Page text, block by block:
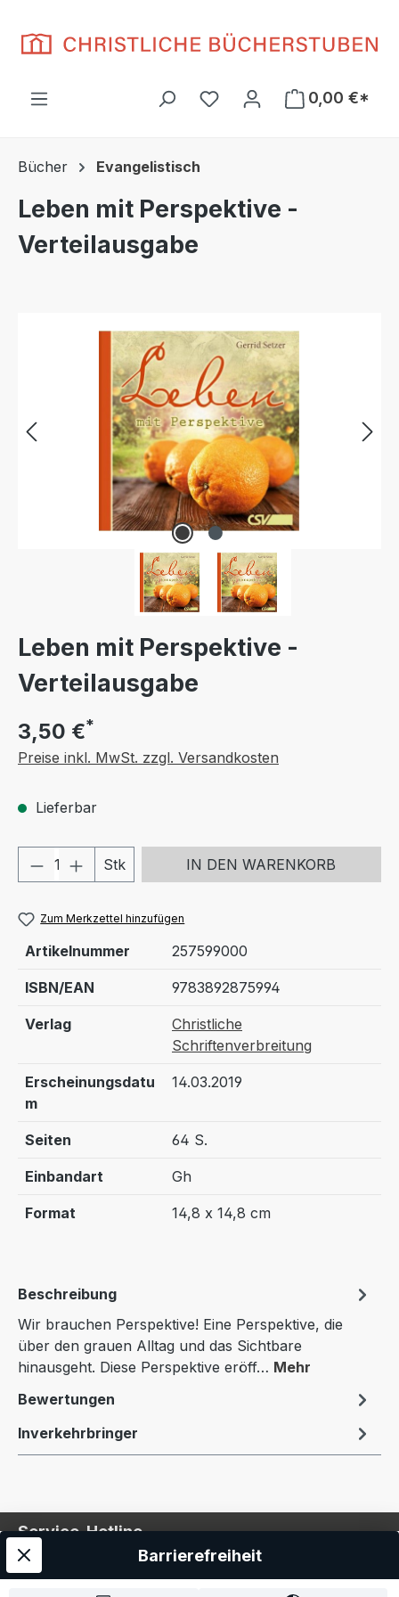
Du hast 0 Produkte auf
0,00 €*
Bücher Evangelistisch
Leben mit Perspektive -
Verteilausgabe
Leben mit Perspektive -
Verteilausgabe
3,50 €*
Preise inkl. MwSt. zzgl. Versandkosten
Lieferbar
Produkt Anzahl: Gib den
Stk IN DEN WARENKORB
Zum Merkzettel hinzufügen
Artikelnummer 257599000
ISBN/EAN 9783892875994
Verlag
Christliche
Schriftenverbreitung
Erscheinungsdatu
m
14.03.2019
Seiten 64 S.
Einbandart Gh
Format 14,8 x 14,8 cm
Beschreibung
Wir brauchen Perspektive! Eine Perspektive, die
über den grauen Alltag und das Sichtbare
hinausgeht. Diese Perspektive eröff… Mehr
Bewertungen
Inverkehrbringer
Service-Hotline
Service
Barrierefreiheit